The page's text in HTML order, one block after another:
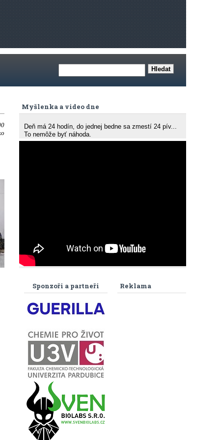
Myšlenka a video dne
Deň má 24 hodín, do jednej bedne sa zmestí 24 pív...
To nemôže byť náhoda.
Reklama
Sponzoři a partneři